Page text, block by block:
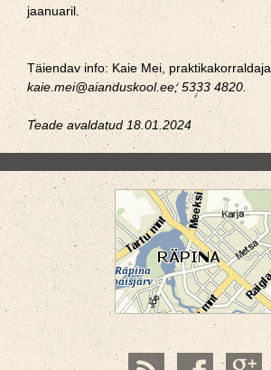
jaanuaril.
Täiendav info: Kaie Mei, praktikakorraldaja
kaie.mei@aianduskool.ee; 5333 4820.
Teade avaldatud 18.01.2024